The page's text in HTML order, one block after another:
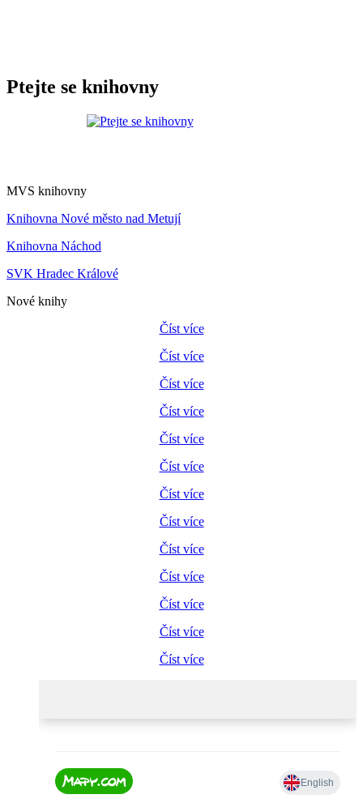
Ptejte se knihovny
MVS knihovny
Knihovna Nové město nad Metují
Knihovna Náchod
SVK Hradec Králové
Nové knihy
Číst více
Číst více
Číst více
Číst více
Číst více
Číst více
Číst více
Číst více
Číst více
Číst více
Číst více
Číst více
Číst více